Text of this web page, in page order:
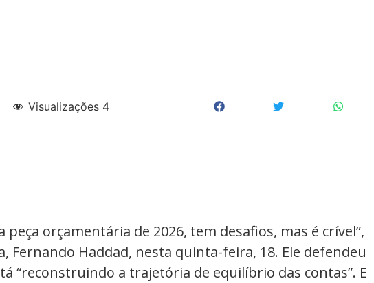
Visualizações 4
peça orçamentária de 2026, tem desafios, mas é crível”,
Fernando Haddad, nesta quinta-feira, 18. Ele defendeu
“reconstruindo a trajetória de equilíbrio das contas”. E